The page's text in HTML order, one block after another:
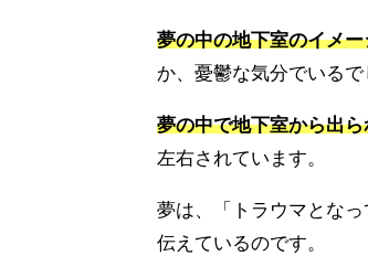
夢の中の地下室のイメ
か、憂鬱な気分でいるで
夢の中で地下室から出ら
左右されています。
夢は、「トラウマとな
伝えているのです。